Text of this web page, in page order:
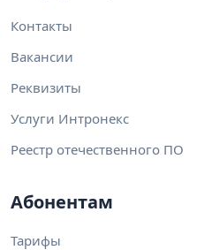
Контакты
Вакансии
Реквизиты
Услуги Интронекс
Реестр отечественного ПО
Абонентам
Тарифы